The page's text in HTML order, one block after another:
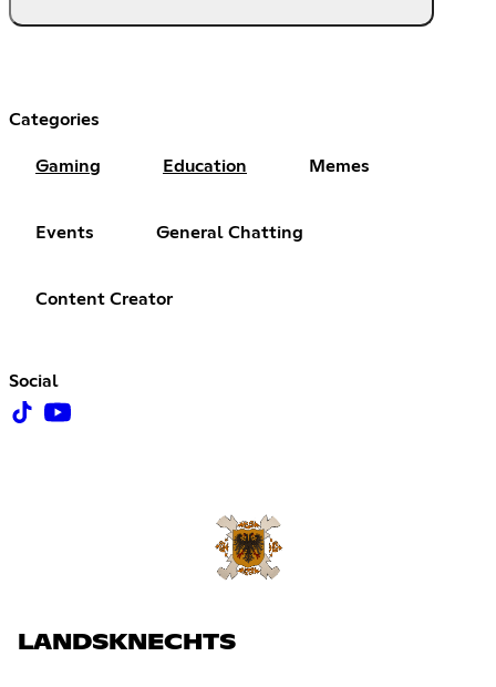
Categories
Gaming Education Memes
Events General Chatting
Content Creator
Social
LANDSKNECHTS